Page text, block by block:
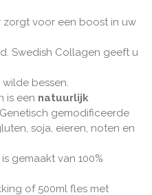
zorgt voor een boost in uw
Swedish Collagen geeft u
bessen.
is een natuurlijk
gemodificeerde
soja, eieren, noten en
gemaakt van 100%
of 500ml fles met